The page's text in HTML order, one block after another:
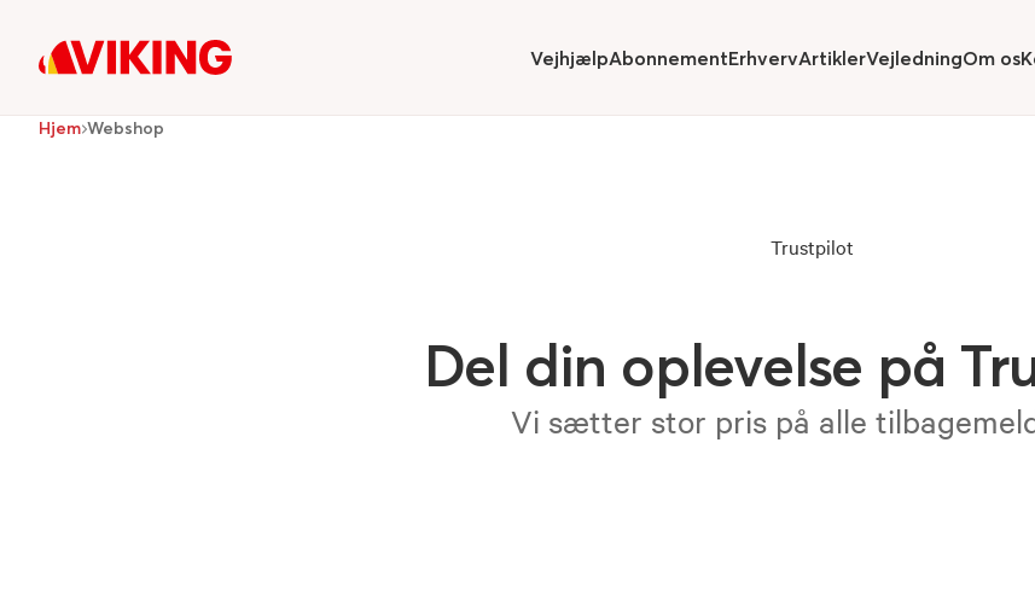
Hidesubmenu for
VejhjælpAbonnement
Hide submenu for
Erhverv
Hidesubmenu for
ArtiklerVejledning
Hide
Om os
Hjem Webshop
Trustpilot
Del din oplevelse på
Vi sætter stor pris på alle